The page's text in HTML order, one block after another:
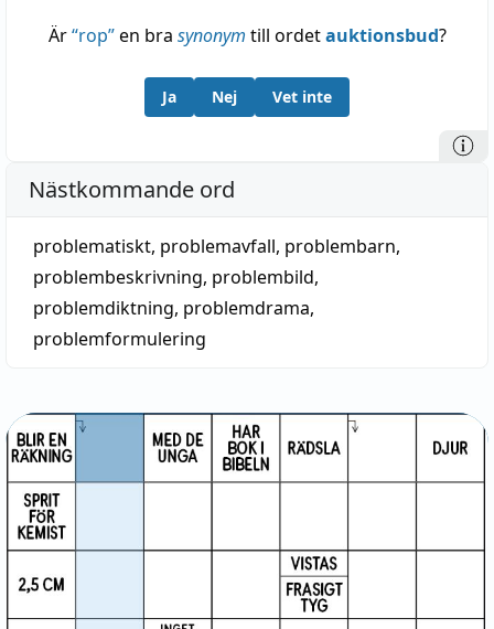
Är“rop”en bra synonym till ordetauktionsbud?
Ja Nej Vet inte
Nästkommande ord
problematiskt, problemavfall, problembarn,
problembeskrivning, problembild,
problemdiktning, problemdrama,
problemformulering